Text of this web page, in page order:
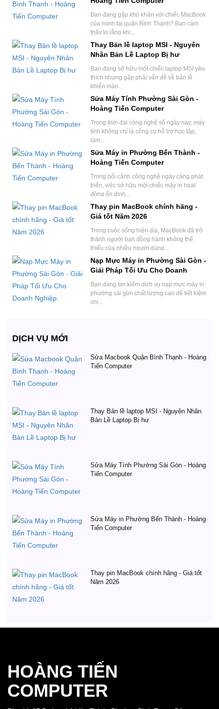
Bạn đang gặp khó khăn với chiếc MacBook
của mình tại quận Bình Thạnh? Bạn cảm
thấy lo lắng khi...
Thay Bản lề laptop MSI - Nguyên
Nhân Bản Lề Laptop Bị hư
Bạn đang sở hữu một chiếc laptop MSI yêu
thích nhưng gặp phải vấn đề về bản lề
khiến màn...
Sửa Máy Tính Phường Sài Gòn -
Hoàng Tiến Computer
Trong thời đại công nghệ số ngày nay, máy
tính không chỉ là công cụ hỗ trợ học tập,
làm...
Sửa Máy in Phường Bến Thành -
Hoàng Tiến Computer
Trong bối cảnh công nghệ ngày càng phát
triển, việc sở hữu một chiếc máy in hoạt
động ổn định...
Thay pin MacBook chính hãng -
Giá tốt Năm 2026
Trong cuộc sống hiện đại, MacBook đã trở
thành người bạn đồng hành không thể
thiếu của nhiều người dùng...
Nạp Mực Máy in Phường Sài Gòn -
Giải Pháp Tối Ưu Cho Doanh
Bạn đang tìm kiếm dịch vụ nạp mực máy in
phường sài gòn chất lượng cao để tiết kiệm
chi...
DỊCH VỤ MỚI
Sửa Macbook Quận Bình Thạnh - Hoàng
Tiến Computer
Thay Bản lề laptop MSI - Nguyên Nhân
Bản Lề Laptop Bị hư
Sửa Máy Tính Phường Sài Gòn - Hoàng
Tiến Computer
Sửa Máy in Phường Bến Thành - Hoàng
Tiến Computer
Thay pin MacBook chính hãng - Giá tốt
Năm 2026
HOÀNG TIẾN
COMPUTER